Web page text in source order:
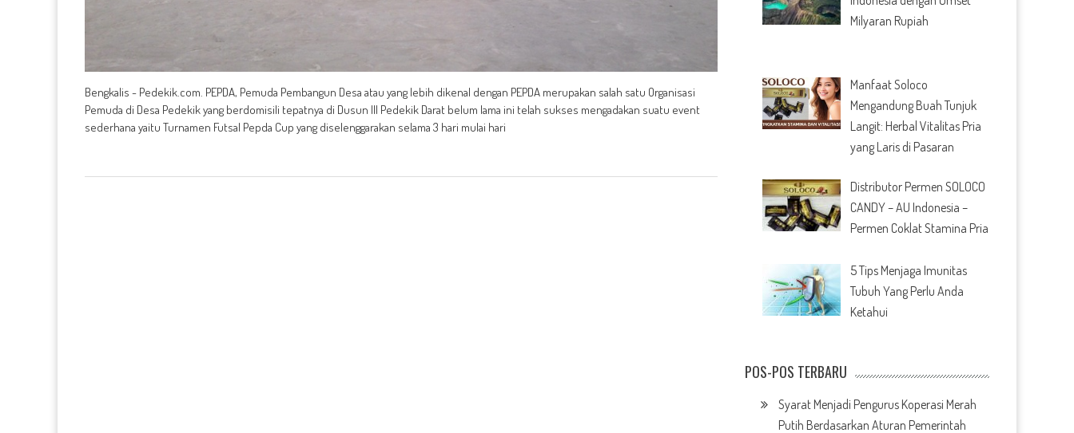
Bengkalis - Pedekik.com. PEPDA, Pemuda Pembangun Desa atau yang lebih dikenal dengan PEPDA merupakan salah satu Organisasi
Pemuda di Desa Pedekik yang berdomisili tepatnya di Dusun III Pedekik Darat belum lama ini telah sukses mengadakan suatu event
sederhana yaitu Turnamen Futsal Pepda Cup yang diselenggarakan selama 3 hari mulai hari
Milyaran Rupiah
Manfaat Soloco
Mengandung Buah Tunjuk
Langit: Herbal Vitalitas Pria
yang Laris di Pasaran
Distributor Permen SOLOCO
CANDY – AU Indonesia –
Permen Coklat Stamina Pria
5 Tips Menjaga Imunitas
Tubuh Yang Perlu Anda
Ketahui
POS-POS TERBARU
Syarat Menjadi Pengurus Koperasi Merah
Putih Berdasarkan Aturan Pemerintah